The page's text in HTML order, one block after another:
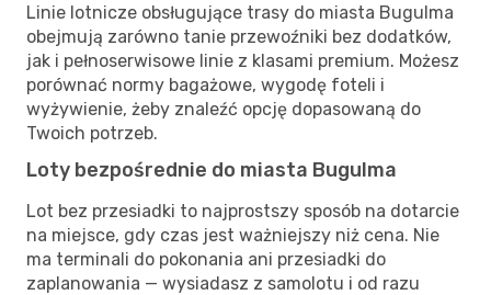
Linie lotnicze obsługujące trasy do miasta Bugulma
obejmują zarówno tanie przewoźniki bez dodatków,
jak i pełnoserwisowe linie z klasami premium. Możesz
porównać normy bagażowe, wygodę foteli i
wyżywienie, żeby znaleźć opcję dopasowaną do
Twoich potrzeb.
Loty bezpośrednie do miasta Bugulma
Lot bez przesiadki to najprostszy sposób na dotarcie
na miejsce, gdy czas jest ważniejszy niż cena. Nie
ma terminali do pokonania ani przesiadki do
zaplanowania — wysiadasz z samolotu i od razu